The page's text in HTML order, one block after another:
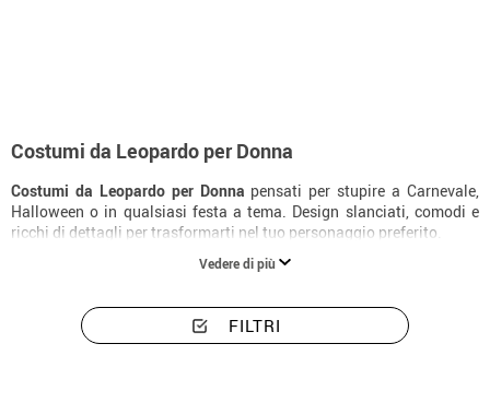
Costumi da Leopardo per Donna
Costumi da Leopardo per Donna pensati per stupire a Carnevale,
Halloween o in qualsiasi festa a tema. Design slanciati, comodi e
ricchi di dettagli per trasformarti nel tuo personaggio preferito.
Vedere di più
FILTRI